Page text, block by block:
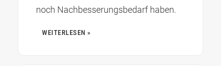
noch Nachbesserungsbedarf haben.
WEITERLESEN »